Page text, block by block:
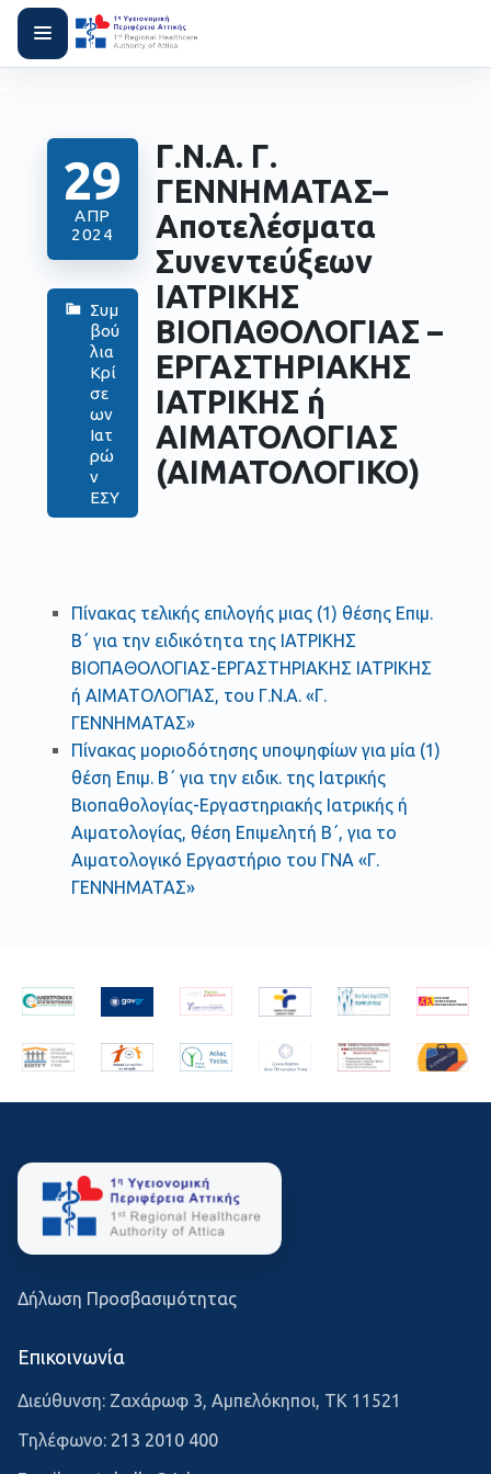
29
ΑΠΡ
2024
Συμ
βού
λια
Κρί
σε
ων
Ιατ
ρώ
ν
ΕΣΥ
Γ.Ν.Α. Γ.
ΓΕΝΝΗΜΑΤΑΣ–
Αποτελέσματα
Συνεντεύξεων
ΙΑΤΡΙΚΗΣ
ΒΙΟΠΑΘΟΛΟΓΙΑΣ –
ΕΡΓΑΣΤΗΡΙΑΚΗΣ
ΙΑΤΡΙΚΗΣ ή
ΑΙΜΑΤΟΛΟΓΙΑΣ
(ΑΙΜΑΤΟΛΟΓΙΚΟ)
Πίνακας τελικής επιλογής μιας (1) θέσης Επιμ.
Β΄ για την ειδικότητα της ΙΑΤΡΙΚΗΣ
ΒΙΟΠΑΘΟΛΟΓΙΑΣ-ΕΡΓΑΣΤΗΡΙΑΚΗΣ ΙΑΤΡΙΚΗΣ
ή ΑΙΜΑΤΟΛΟΓΊΑΣ, του Γ.Ν.Α. «Γ.
ΓΕΝΝΗΜΑΤΑΣ»
Πίνακας μοριοδότησης υποψηφίων για μία (1)
θέση Επιμ. Β΄ για την ειδικ. της Ιατρικής
Βιοπαθολογίας-Εργαστηριακής Ιατρικής ή
Αιματολογίας, θέση Επιμελητή Β΄, για το
Αιματολογικό Εργαστήριο του ΓΝΑ «Γ.
ΓΕΝΝΗΜΑΤΑΣ»
Δήλωση Προσβασιμότητας
Επικοινωνία
Διεύθυνση: Ζαχάρωφ 3, Αμπελόκηποι, ΤΚ 11521
Τηλέφωνο: 213 2010 400